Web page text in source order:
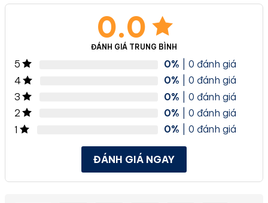
0.0
ĐÁNH GIÁ TRUNG BÌNH
5 0% | 0 đánh giá
4
0% | 0 đánh giá
3
0% | 0 đánh giá
2
0% | 0 đánh giá
1
0% | 0 đánh giá
ĐÁNH GIÁ NGAY